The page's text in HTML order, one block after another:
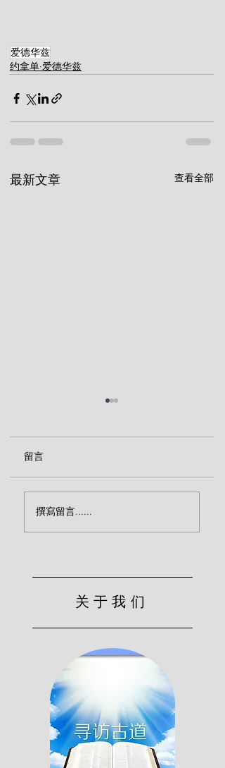
爱德华兹
约拿单·爱德华兹
最新文章 查看全部
德华兹）
留言
撰寫留言......
关于我们